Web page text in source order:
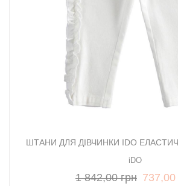
ШТАНИ ДЛЯ ДІВЧИНКИ IDO
iDO
1 842,00 грн 737,00